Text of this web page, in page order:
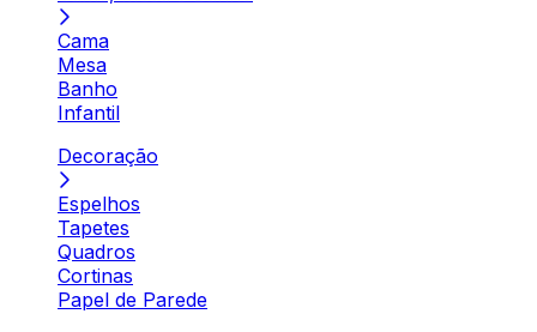
Cama
Mesa
Banho
Infantil
Decoração
Espelhos
Tapetes
Quadros
Cortinas
Papel de Parede